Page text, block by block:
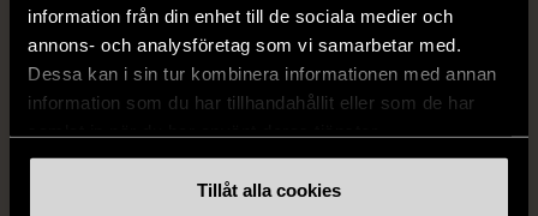
information från din enhet till de sociala medier och
annons- och analysföretag som vi samarbetar med.
Dessa kan i sin tur kombinera informationen med annan
information som du har tillhandahållit eller som de har
Tillåt alla cookies
1/5
BY TEESHOPPEN
By TeeShoppen 2-delar
XXL (54) Nytt skick
1/5
HILDITCH & KEY
Hilditch & Key linneskjorta
Mycket gott skick